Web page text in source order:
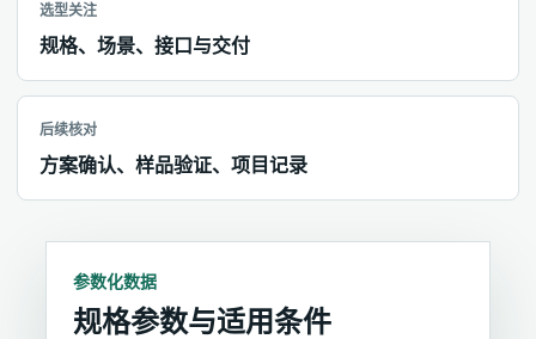
选型关注
规格、场景、接口与交付
后续核对
方案确认、样品验证、项目记录
参数化数据
规格参数与适用条件